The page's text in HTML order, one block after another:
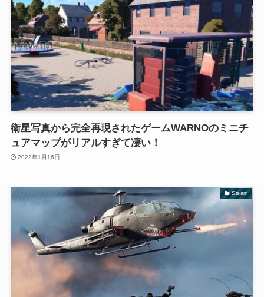
衛星写真から完全再現されたゲームWARNOのミニチ
ュアマップがリアルすぎて凄い！
2022年1月16日
Steam